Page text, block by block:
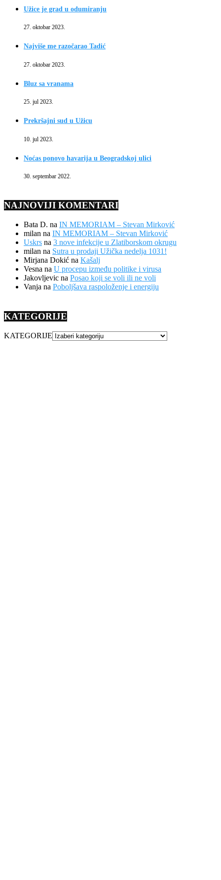
Užice je grad u odumiranju
27. oktobar 2023.
Najviše me razočarao Tadić
27. oktobar 2023.
Bluz sa vranama
25. jul 2023.
Prekršajni sud u Užicu
10. jul 2023.
Noćas ponovo havarija u Beogradskoj ulici
30. septembar 2022.
NAJNOVIJI KOMENTARI
Bata D. na IN MEMORIAM – Stevan Mirković
milan na IN MEMORIAM – Stevan Mirković
Uskrs na 3 nove infekcije u Zlatiborskom okrugu
milan na Sutra u prodaji Užička nedelja 1031!
Mirjana Dokić na Kašalj
Vesna na U procepu između politike i virusa
Jakovljevic na Posao koji se voli ili ne voli
Vanja na Poboljšava raspoloženje i energiju
KATEGORIJE
KATEGORIJE